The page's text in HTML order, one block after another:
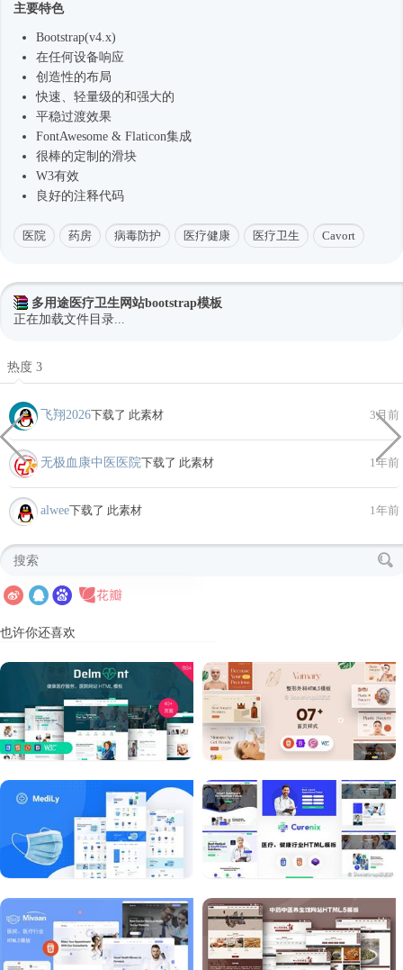
主要特色
Bootstrap(v4.x)
在任何设备响应
创造性的布局
快速、轻量级的和强大的
平稳过渡效果
FontAwesome & Flaticon集成
很棒的定制的滑块
W3有效
良好的注释代码
医院 药房 病毒防护 医疗健康 医疗卫生 Cavort
多用途医疗卫生网站bootstrap模板
正在加载文件目录...
热度 3
飞翔2026下载了 此素材 3月前
无极血康中医医院下载了 此素材 1年前
alwee下载了 此素材 1年前
也许你还喜欢